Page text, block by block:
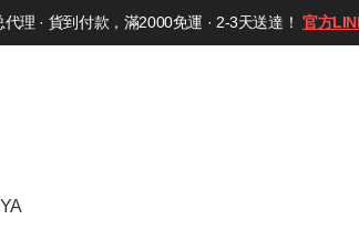
理 · 貨到付款，滿2000免運 · 2-3天送達！ 官方